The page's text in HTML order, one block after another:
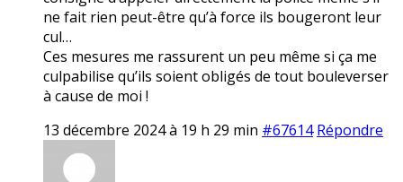
ne fait rien peut-être qu’à force ils bougeront leur
cul…
Ces mesures me rassurent un peu même si ça me
culpabilise qu’ils soient obligés de tout bouleverser
à cause de moi !
13 décembre 2024 à 19 h 29 min #67614 Répondre